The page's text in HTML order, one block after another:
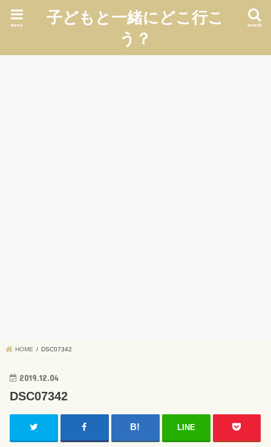
子どもと一緒にどこ行こ
う？
search
menu
HOME DSC07342
2019.12.04
DSC07342
LINE